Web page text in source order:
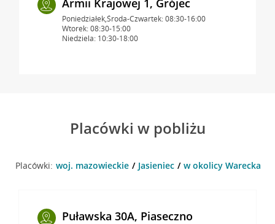
Poniedziałek,Środa-Czwartek: 08:30-16:00
Wtorek: 08:30-15:00
Niedziela: 10:30-18:00
Placówki w pobliżu
Placówki: woj. mazowieckie Jasieniec w okolicy Warecka 44
Puławska 30A, Piaseczno